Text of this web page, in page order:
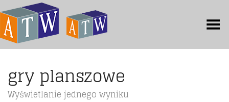
Toggle Menu
gry planszowe
Wyświetlanie jednego wyniku